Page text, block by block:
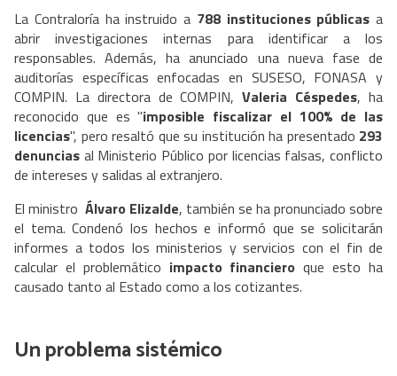
La Contraloría ha instruido a 788 instituciones públicas a
abrir investigaciones internas para identificar a los
responsables. Además, ha anunciado una nueva fase de
auditorías específicas enfocadas en SUSESO, FONASA y
COMPIN. La directora de COMPIN,Valeria Céspedes, ha
reconocido que es "imposible fiscalizar el 100% de las
licencias", pero resaltó que su institución ha presentado 293
denuncias al Ministerio Público por licencias falsas, conflicto
de intereses y salidas al extranjero.
El ministro Álvaro Elizalde, también se ha pronunciado sobre
el tema. Condenó los hechos e informó que se solicitarán
informes a todos los ministerios y servicios con el fin de
calcular el problemático impacto financiero que esto ha
causado tanto al Estado como a los cotizantes.
Un problema sistémico